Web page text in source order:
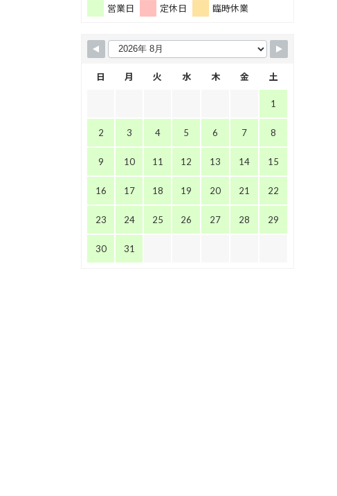
営業日 定休日 臨時休業
日 月 火 水 木 金 土
1
2 3 4 5 6 7 8
9 10 11 12 13 14 15
16 17 18 19 20 21 22
23 24 25 26 27 28 29
30 31